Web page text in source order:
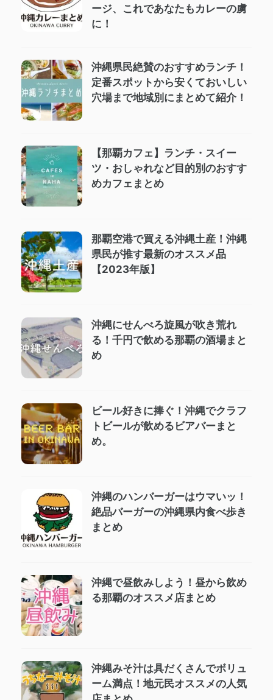
ージ、これであなたもカレーの虜
に！
沖縄県民絶賛のおすすめランチ！
定番スポットから安くておいしい
穴場まで地域別にまとめて紹介！
【那覇カフェ】ランチ・スイー
ツ・おしゃれなど目的別のおすす
めカフェまとめ
那覇空港で買える沖縄土産！沖縄
県民が推す最新のオススメ品
【2023年版】
沖縄にせんべろ旋風が吹き荒れ
る！千円で飲める那覇の酒場まと
め
ビール好きに捧ぐ！沖縄でクラフ
トビールが飲めるビアバーまと
め。
沖縄のハンバーガーはウマいッ！
絶品バーガーの沖縄県内食べ歩き
まとめ
沖縄で昼飲みしよう！昼から飲め
る那覇のオススメ店まとめ
沖縄みそ汁は具だくさんでボリュ
ーム満点！地元民オススメの人気